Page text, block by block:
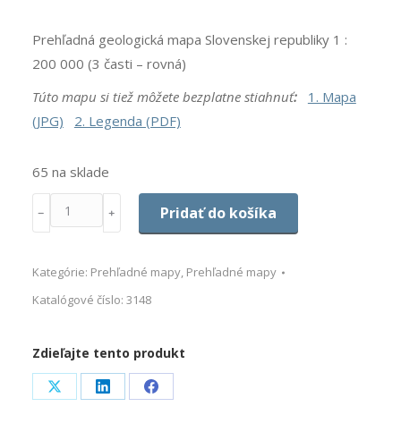
Prehľadná geologická mapa Slovenskej republiky 1 :
200 000 (3 časti – rovná)
Túto mapu si tiež môžete bezplatne stiahnuť: 1. Mapa
(JPG)
2. Legenda (PDF)
65 na sklade
Množstvo
﹣ ﹢ Pridať do košíka
Kategórie: Prehľadné mapy, Prehľadné mapy
Katalógové číslo: 3148
Zdieľajte tento produkt
Share Share Share